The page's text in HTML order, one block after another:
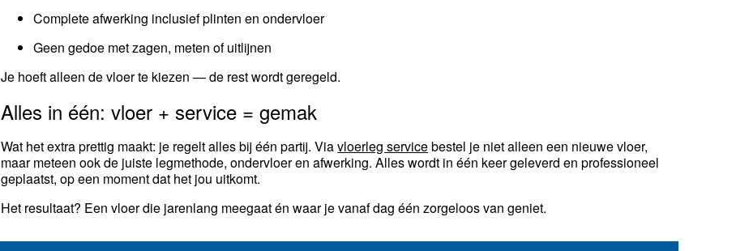
Complete afwerking inclusief plinten en ondervloer
Geen gedoe met zagen, meten of uitlijnen
Je hoeft alleen de vloer te kiezen — de rest wordt geregeld.
Alles in één: vloer + service = gemak
Wat het extra prettig maakt: je regelt alles bij één partij. Viavloerleg servicebestel je niet alleen een nieuwe vloer,
maar meteen ook de juiste legmethode, ondervloer en afwerking. Alles wordt in één keer geleverd en professioneel
geplaatst, op een moment dat het jou uitkomt.
Het resultaat? Een vloer die jarenlang meegaat én waar je vanaf dag één zorgeloos van geniet.